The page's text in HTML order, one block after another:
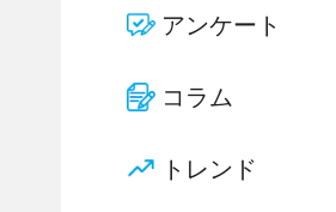
アンケート
コラム
トレンド